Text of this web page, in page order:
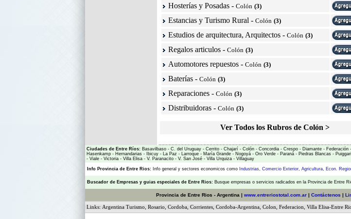
Hosterías y Posadas - Colón (3)
Estancias y Turismo Rural - Colón (3)
Estudios de arquitectura, Arquitectos - Colón (3)
Regalos articulos - Colón (3)
Automotores repuestos - Colón (3)
Baterías - Colón (3)
Reparaciones - Colón (3)
Distribuidoras - Colón (3)
Ver Todos los Rubros de Colón >
Ciudades de Entre Ríos: Basavilbaso - C. del Uruguay - Cerrito - Chajarí - Colón - Concordia - Crespo - Diamante - Federación -
Hasenkamp - Hernandarias - Ibicuy - La Paz - Larroque - María Grande - Nogoyá - Oro Verde - Paraná - Piedras Blancas - Puiggari
- Viale - Victoria - Villa Elisa - V. Paranacito - V. San José - Villa Urquiza - Villaguay
Info Provincia de Entre Rios: Info general y sectores economicos como Industrias, Comercio Exterior, Agricultura, Econ.
Buscador de Empresas y guias especiales de Entre Rios: Busque empresas o servicios radicados en la Provincia de Entre
Provincia de Entre Rios - Argentina | www.entreriostotal.com.ar| Contáctenos |
Links: Argentina Turismo Rosario Cordoba Corrientes Cordoba-Argentina Colon Federacion Villa Elisa-Entre